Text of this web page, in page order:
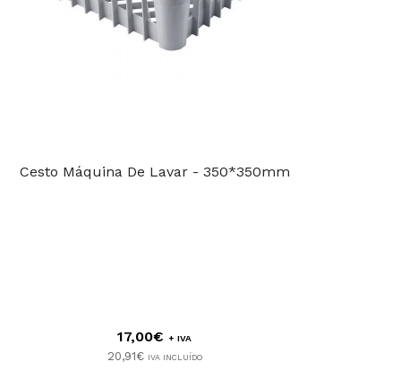
Cesto Máquina De Lavar - 350*350mm
17,00€ + IVA
20,91€ IVA INCLUÍDO